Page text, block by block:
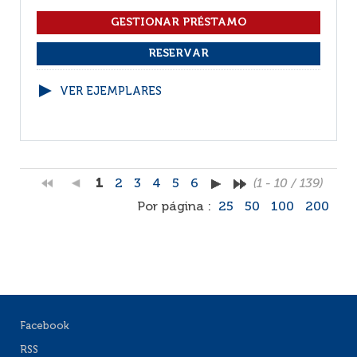
VER EJEMPLARES
1 2 3 4 5 6
(1 - 10 / 139)
Por página :
25 50 100 200
Facebook
RSS